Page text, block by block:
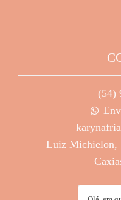
(54)
Luiz Michielon,